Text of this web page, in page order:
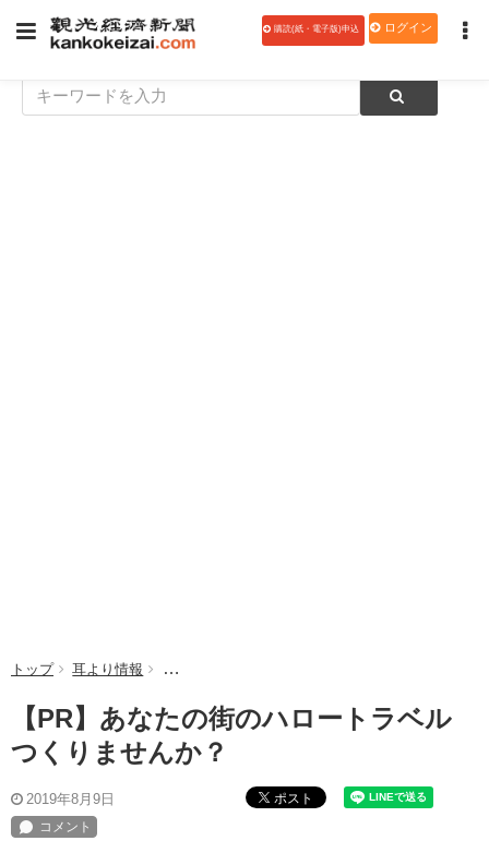
購読(紙・電子版)申込 ログイン
トップ 耳より情報 【PR】あなたの街のハロートラベルつくりません
【PR】あなたの街のハロートラベル
つくりませんか？
2019年8月9日 ポスト